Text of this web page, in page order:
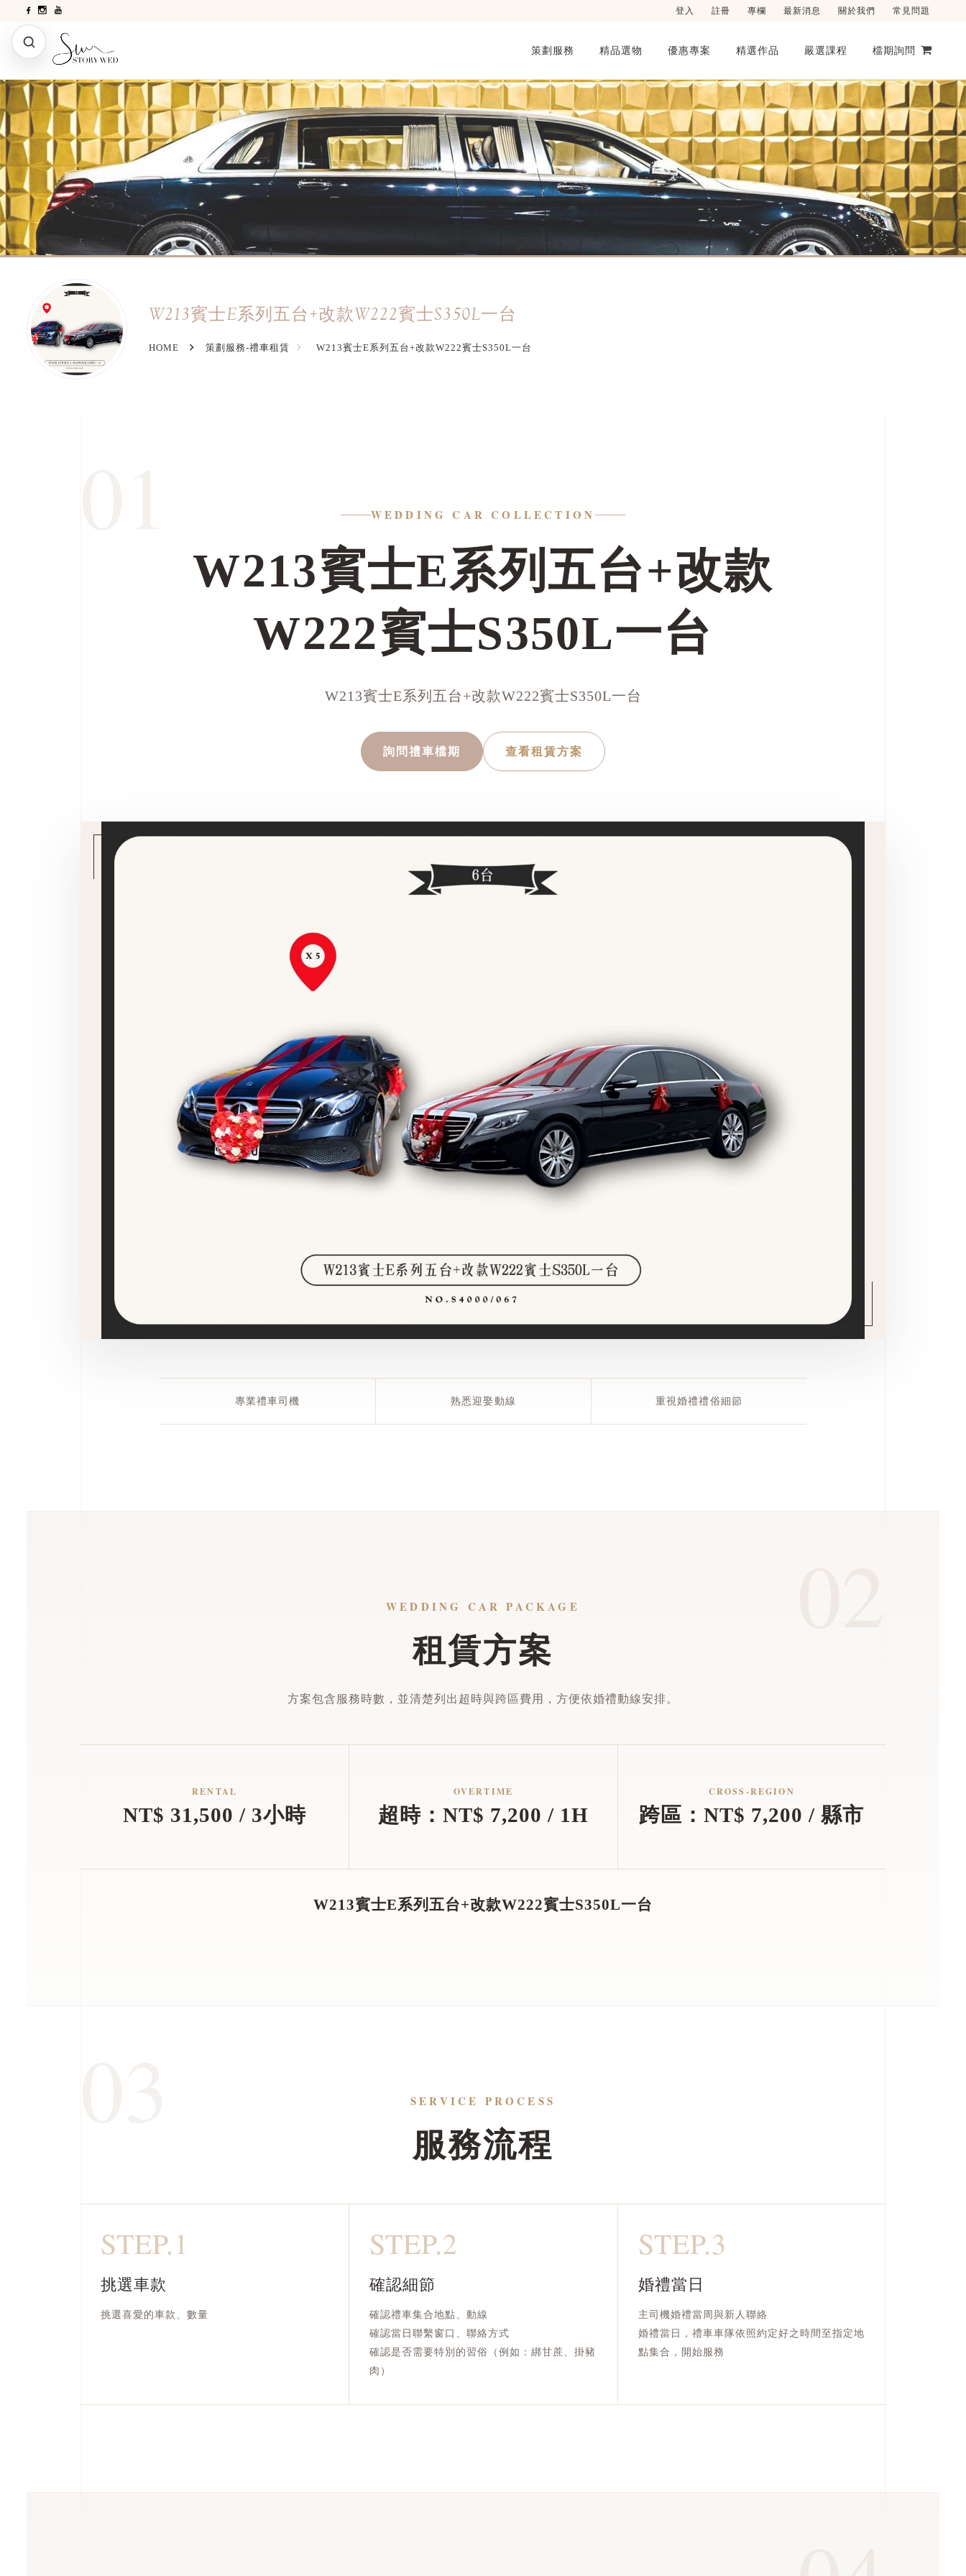
登入 註冊 專欄 最新消息 關於我們 常見問題
策劃服務 精品選物 優惠專案 精選作品 嚴選課程 檔期詢問
W213賓士E系列五台+改款W222賓士S350L一台
HOME 策劃服務-禮車租賃 W213賓士E系列五台+改款W222賓士S350L一台
WEDDING CAR COLLECTION
W213賓士E系列五台+改款
W222賓士S350L一台
W213賓士E系列五台+改款W222賓士S350L一台
詢問禮車檔期 查看租賃方案
專業禮車司機 熟悉迎娶動線 重視婚禮禮俗細節
WEDDING CAR PACKAGE
租賃方案
方案包含服務時數，並清楚列出超時與跨區費用，方便依婚禮動線安排。
RENTAL
NT$ 31,500 / 3小時
OVERTIME
超時：NT$ 7,200 / 1H
CROSS-REGION
跨區：NT$ 7,200 / 縣市
W213賓士E系列五台+改款W222賓士S350L一台
SERVICE PROCESS
服務流程
STEP.1
挑選車款
挑選喜愛的車款、數量
STEP.2
確認細節
確認禮車集合地點、動線
確認當日聯繫窗口、聯絡方式
確認是否需要特別的習俗（例如：綁甘蔗、掛豬
肉）
STEP.3
婚禮當日
主司機婚禮當周與新人聯絡
婚禮當日，禮車車隊依照約定好之時間至指定地
點集合，開始服務